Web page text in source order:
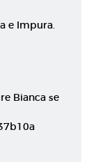
e Impura.
Bianca se